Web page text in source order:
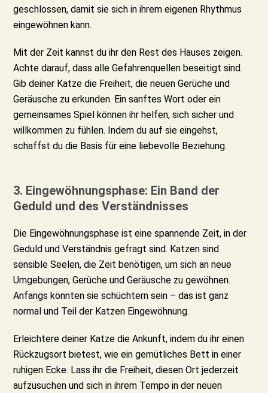
geschlossen, damit sie sich in ihrem eigenen Rhythmus
eingewöhnen kann.
Mit der Zeit kannst du ihr den Rest des Hauses zeigen.
Achte darauf, dass alle Gefahrenquellen beseitigt sind.
Gib deiner Katze die Freiheit, die neuen Gerüche und
Geräusche zu erkunden. Ein sanftes Wort oder ein
gemeinsames Spiel können ihr helfen, sich sicher und
willkommen zu fühlen. Indem du auf sie eingehst,
schaffst du die Basis für eine liebevolle Beziehung.
3. Eingewöhnungsphase: Ein Band der
Geduld und des Verständnisses
Die Eingewöhnungsphase ist eine spannende Zeit, in der
Geduld und Verständnis gefragt sind. Katzen sind
sensible Seelen, die Zeit benötigen, um sich an neue
Umgebungen, Gerüche und Geräusche zu gewöhnen.
Anfangs könnten sie schüchtern sein – das ist ganz
normal und Teil der Katzen Eingewöhnung.
Erleichtere deiner Katze die Ankunft, indem du ihr einen
Rückzugsort bietest, wie ein gemütliches Bett in einer
ruhigen Ecke. Lass ihr die Freiheit, diesen Ort jederzeit
aufzusuchen und sich in ihrem Tempo in der neuen